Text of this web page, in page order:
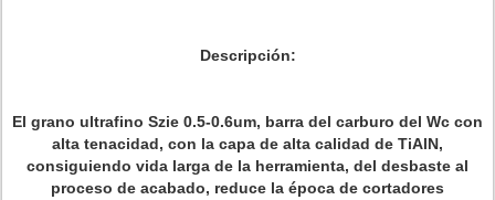
Descripción:
El grano ultrafino Szie 0.5-0.6um, barra del carburo del Wc con
alta tenacidad, con la capa de alta calidad de TiAlN,
consiguiendo vida larga de la herramienta, del desbaste al
proceso de acabado, reduce la época de cortadores